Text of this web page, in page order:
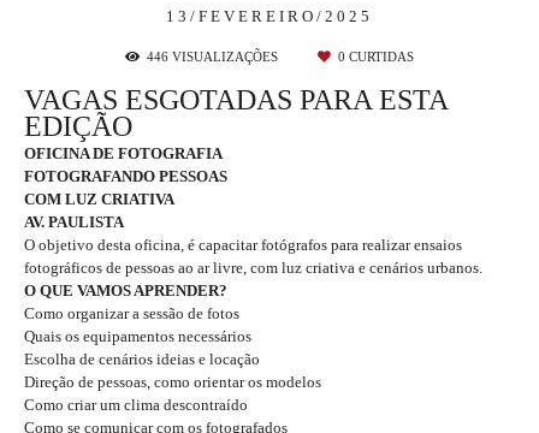
13/FEVEREIRO/2025
446 VISUALIZAÇÕES 0 CURTIDAS
VAGAS ESGOTADAS PARA ESTA
EDIÇÃO
OFICINA DE FOTOGRAFIA
FOTOGRAFANDO PESSOAS
COM LUZ CRIATIVA
AV. PAULISTA
O objetivo desta oficina, é capacitar fotógrafos para realizar ensaios
fotográficos de pessoas ao ar livre, com luz criativa e cenários urbanos.
O QUE VAMOS APRENDER?
Como organizar a sessão de fotos
Quais os equipamentos necessários
Escolha de cenários ideias e locação
Direção de pessoas, como orientar os modelos
Como criar um clima descontraído
Como se comunicar com os fotografados